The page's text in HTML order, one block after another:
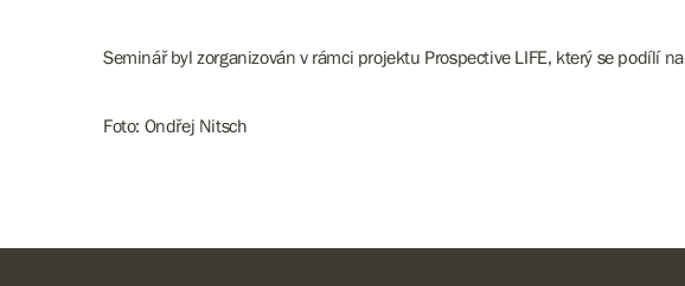
Seminář byl zorganizován v rámci projektu Prospective LIFE, který se podílí
Foto: Ondřej Nitsch